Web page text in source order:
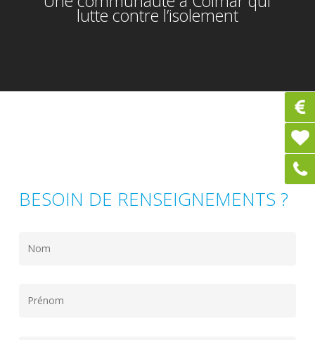
lutte contre l’isolement
BESOIN DE RENSEIGNEMENTS ?